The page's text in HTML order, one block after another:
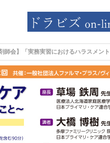
師会】「実務実習におけるハラスメン